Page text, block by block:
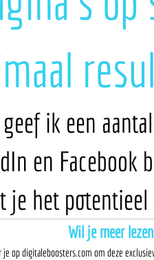
ik een
en Facebook
je het
Wil je meer
je op digitaleboosters.com om deze